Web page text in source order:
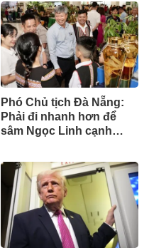
Phó Chủ tịch Đà Nẵng:
Phải đi nhanh hơn để
sâm Ngọc Linh cạnh